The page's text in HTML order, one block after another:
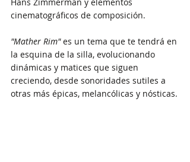
Hans Zimmerman y elementos
cinematográficos de composición.
"Mather Rim" es un tema que te tendrá en
la esquina de la silla, evolucionando
dinámicas y matices que siguen
creciendo, desde sonoridades sutiles a
otras más épicas, melancólicas y nósticas.